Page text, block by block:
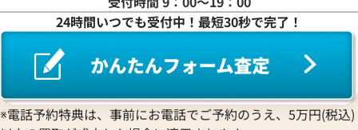
イトジャスト 41 126303G
格
ロレックス デイトジャスト
ルド
参考買取価格
1,654,000円
エベラール
EBEL
エベル
EPOS
Hermes
CORUM
コルム
Concord
コンコルド
ジャケ・ドロー
Girard-Perregaux
ジラール・ペルゴ
Sinn
ジン
STOWA
フランク ミュラー
BOUCHERON
ブシュロン
BREITLING
ブライトリング
Blancpain
ブランパン
ロレックス
LONGINES
ロンジン
24時間いつでも受付中！最短30秒で完了！
※電話予約特典は、事前にお電話でご予約のうえ、5万円(税込)